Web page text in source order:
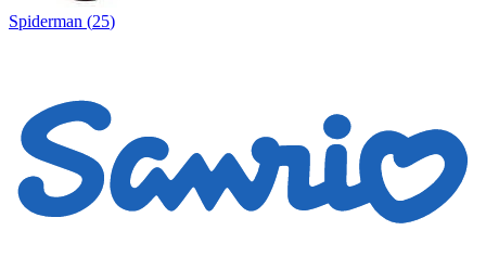
Spiderman (25)